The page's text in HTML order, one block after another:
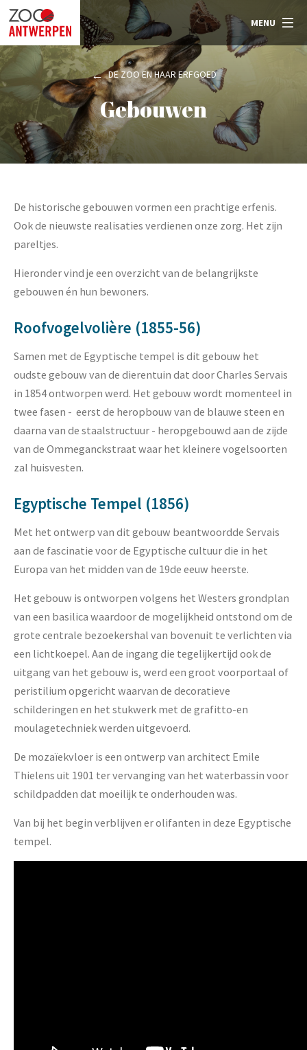
MENU
DE ZOO EN HAAR ERFGOED
Gebouwen
De historische gebouwen vormen een prachtige erfenis.
Ook de nieuwste realisaties verdienen onze zorg. Het zijn
pareltjes.
Hieronder vind je een overzicht van de belangrijkste
gebouwen én hun bewoners.
Roofvogelvolière (1855-56)
Samen met de Egyptische tempel is dit gebouw het
oudste gebouw van de dierentuin dat door Charles Servais
in 1854 ontworpen werd. Het gebouw wordt momenteel in
twee fasen - eerst de heropbouw van de blauwe steen en
daarna van de staalstructuur - heropgebouwd aan de zijde
van de Ommeganckstraat waar het kleinere vogelsoorten
zal huisvesten.
Egyptische Tempel (1856)
Met het ontwerp van dit gebouw beantwoordde Servais
aan de fascinatie voor de Egyptische cultuur die in het
Europa van het midden van de 19de eeuw heerste.
Het gebouw is ontworpen volgens het Westers grondplan
van een basilica waardoor de mogelijkheid ontstond om de
grote centrale bezoekershal van bovenuit te verlichten via
een lichtkoepel. Aan de ingang die tegelijkertijd ook de
uitgang van het gebouw is, werd een groot voorportaal of
peristilium opgericht waarvan de decoratieve
schilderingen en het stukwerk met de grafitto-en
moulagetechniek werden uitgevoerd.
De mozaïekvloer is een ontwerp van architect Emile
Thielens uit 1901 ter vervanging van het waterbassin voor
schildpadden dat moeilijk te onderhouden was.
Van bij het begin verblijven er olifanten in deze Egyptische
tempel.